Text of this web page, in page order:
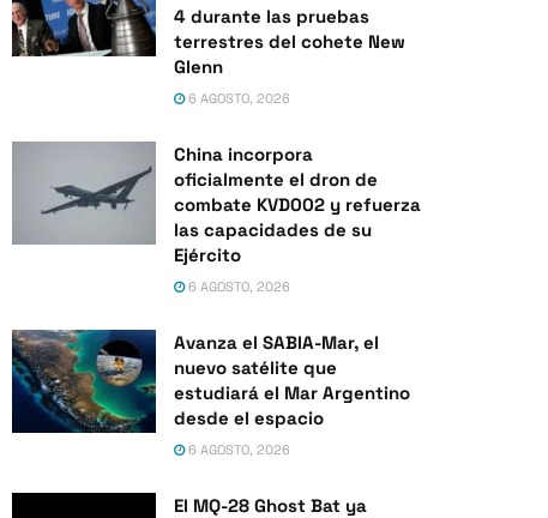
4 durante las pruebas
terrestres del cohete New
Glenn
6 AGOSTO, 2026
China incorpora
oficialmente el dron de
combate KVD002 y refuerza
las capacidades de su
Ejército
6 AGOSTO, 2026
Avanza el SABIA-Mar, el
nuevo satélite que
estudiará el Mar Argentino
desde el espacio
6 AGOSTO, 2026
El MQ-28 Ghost Bat ya